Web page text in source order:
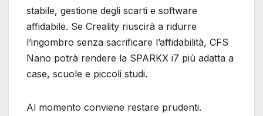
stabile, gestione degli scarti e software
affidabile. Se Creality riuscirà a ridurre
l’ingombro senza sacrificare l’affidabilità, CFS
Nano potrà rendere la SPARKX i7 più adatta a
case, scuole e piccoli studi.
Al momento conviene restare prudenti.